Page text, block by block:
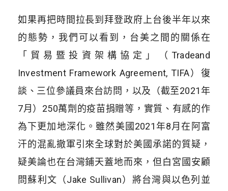
如果再把時間拉長到拜登政府上台後半年以來
的態勢，我們可以看到，台美之間的關係在
「貿易暨投資架構協定」（Tradeand
Investment Framework Agreement, TIFA）復
談、三位參議員來台訪問，以及（截至2021年
7月）250萬劑的疫苗捐贈等，實質、有感的作
為下更加地深化。雖然美國2021年8月在阿富
汗的混亂撤軍引來全球對於美國承諾的質疑，
疑美論也在台灣鋪天蓋地而來，但白宮國安顧
問蘇利文（Jake Sullivan）將台灣與以色列並